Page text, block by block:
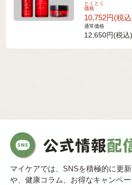
とくとく
価格
10,752円(税
通常価格
12,650円(税込)
マイケアでは、SNSを積極的に更
や、健康コラム、お得なキャンペ